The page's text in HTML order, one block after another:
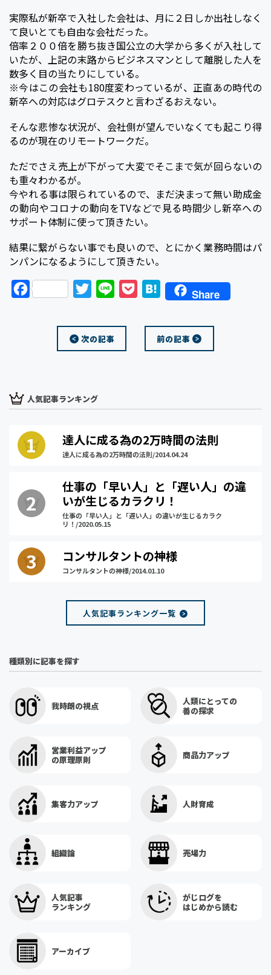
実際私が新卒で入社した会社は、月に２日しか出社しなく
て良いとても自由な会社だった。
倍率２００倍を勝ち抜き国公立の大学から多くが入社して
いたが、上記の末路からビジネスマンとして離脱した人を
数多く目の当たりにしている。
※今はこの会社も180度変わっているが、正直あの時代の
新卒への対応はグロテスクと言わざるおえない。
そんな悲惨な状況が、会社側が望んでいなくても起こり得
るのが現在のリモートワークだ。
ただでさえ売上が下がって大変でそこまで気が回らないの
も重々わかるが。
今やれる事は限られているので、まだ決まって無い助成金
の動向やコロナの動向をTVなどで見る時間少し新卒への
サポート体制に使って頂きたい。
結果に繋がらない事でも良いので、とにかく業務時間はパ
ンパンになるようにして頂きたい。
F
o
i
t
r
n
H
t
e
Share
前の記事
次の記事
人気記事ランキング
達人に成る為の2万時間の法則
達人に成る為の2万時間の法則/2014.04.24
仕事の「早い人」と「遅い人」の違
いが生じるカラクリ！
仕事の「早い人」と「遅い人」の違いが生じるカラク
リ！/2020.05.15
コンサルタントの神様
コンサルタントの神様/2014.01.10
人気記事ランキング一覧
種類別に記事を探す
我時朗の視点
人類にとっての
善の探求
営業利益アップ
の原理原則
商品力アップ
集客力アップ 人財育成
組織論 売場力
人気記事
ランキング
がじログを
はじめから読む
アーカイブ